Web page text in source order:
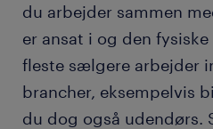
du arbejder sammen
er ansat i og den
fleste sælgere arbejder
brancher, eksempelvis
du dog også udendørs.